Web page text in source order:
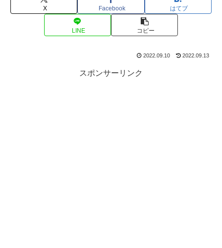
X Facebook はてブ
LINE コピー
2022.09.10 2022.09.13
スポンサーリンク